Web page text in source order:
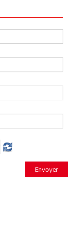
Envoyer